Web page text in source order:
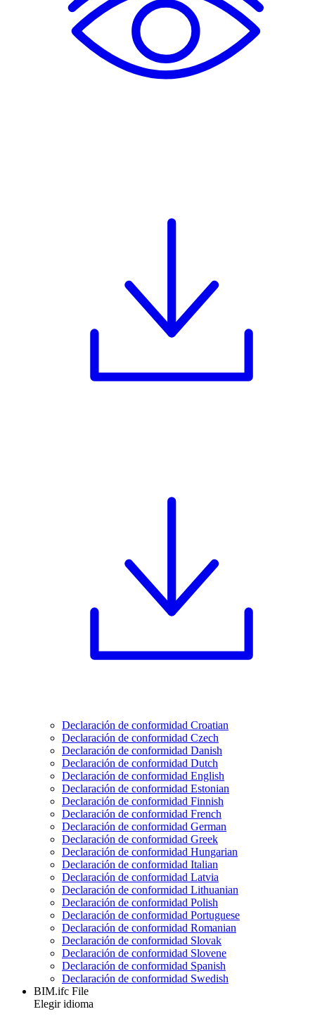
Declaración de conformidad Croatian
Declaración de conformidad Czech
Declaración de conformidad Danish
Declaración de conformidad Dutch
Declaración de conformidad English
Declaración de conformidad Estonian
Declaración de conformidad Finnish
Declaración de conformidad French
Declaración de conformidad German
Declaración de conformidad Greek
Declaración de conformidad Hungarian
Declaración de conformidad Italian
Declaración de conformidad Latvia
Declaración de conformidad Lithuanian
Declaración de conformidad Polish
Declaración de conformidad Portuguese
Declaración de conformidad Romanian
Declaración de conformidad Slovak
Declaración de conformidad Slovene
Declaración de conformidad Spanish
Declaración de conformidad Swedish
BIM.ifc File
Elegir idioma